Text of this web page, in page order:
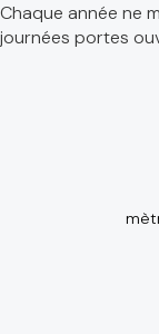
Chaque année ne
journées portes